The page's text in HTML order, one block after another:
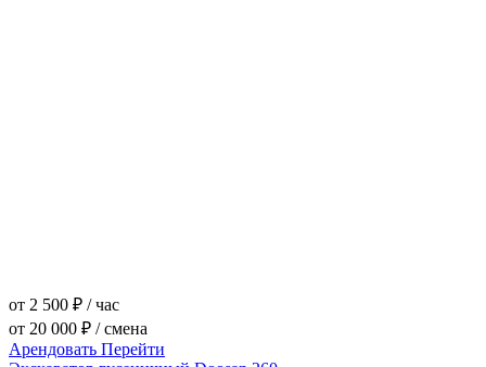
от 2 500 ₽ / час
от 20 000 ₽ / смена
Арендовать Перейти